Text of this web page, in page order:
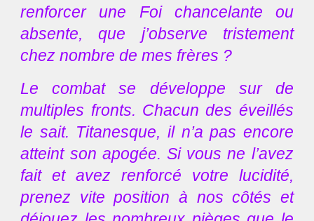
renforcer une Foi chancelante ou
absente, que j’observe tristement
chez nombre de mes frères ?
Le combat se développe sur de
multiples fronts. Chacun des éveillés
le sait. Titanesque, il n’a pas encore
atteint son apogée. Si vous ne l’avez
fait et avez renforcé votre lucidité,
prenez vite position à nos côtés et